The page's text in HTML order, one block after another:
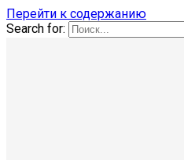
Перейти к содержанию
Search for: